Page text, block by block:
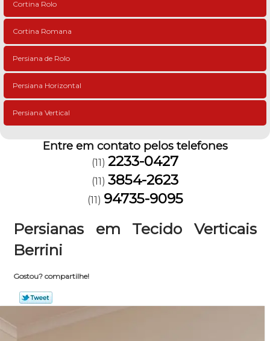
Cortina Rolo
Cortina Romana
Persiana de Rolo
Persiana Horizontal
Persiana Vertical
Entre em contato pelos telefones
(11) 2233-0427
(11) 3854-2623
(11) 94735-9095
Persianas em Tecido Verticais
Berrini
Gostou? compartilhe!